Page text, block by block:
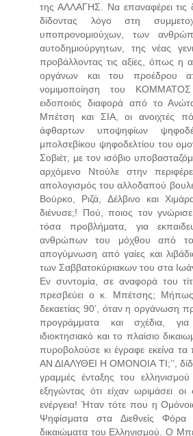
της ΑΛΛΑΓΗΣ. Να επαναφέρει τις
δίδοντας λόγο στη
υποπρονομιούχων, των
αυτοδημιούργητων, της νέας
προβάλλοντας τις αξίες, όπως η
οργάνων και του προέδρου
νομιμοποίηση του
ειδοποιός διαφορά από το
Μπέτση και ΣΙΑ, οι ανοιχτές
άφθαρτων υποψηφίων
μπολσεβίκου ψηφοδελτίου του
Σοβιέτ, με τον ισόβιο
αρχόμενο Ντούλε στην
απολογισμός του αλλοδαπού
Βούρκο, Ριζά, Δέλβινο και
διένυσε;! Πού, ποιος τον
τόσα προβλήματα, για
ανθρώπων του μόχθου από το
απογύμνωση από γαίες και
των Σαββατοκύριακων του στα
Εν συντομία, σε αναφορά του
πρεσβεύει ο κ. Μπέτσης; Μήπως
δεκαετίας 90’, όταν η οργάνωση
προγράμματα και σχέδια,
ιδιοκτησιακό και το πλαίσιο
πυροβολούσε κι έγραφε εκείνα
ΑΝ ΔΙΑΛΥΘΕΙ Η ΟΜΟΝΟΙΑ ΤΙ;’’,
γραμμές ένταξης του
εξηγώντας ότι είχαν ωριμάσει οι
ενέργεια! Ήταν τότε που η
Ψηφίσματα στα Διεθνείς Φόρα
δικαιώματα του Ελληνισμού. Ο